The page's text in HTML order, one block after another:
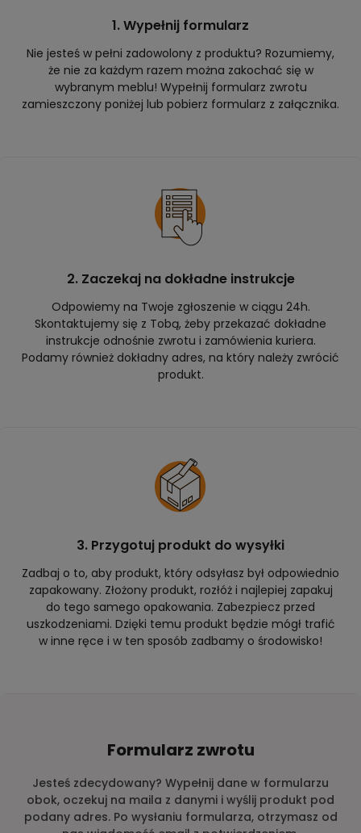
1. Wypełnij formularz
Nie jesteś w pełni zadowolony z produktu? Rozumiemy,
że nie za każdym razem można zakochać się w
wybranym meblu! Wypełnij formularz zwrotu
zamieszczony poniżej lub pobierz formularz z załącznika.
2. Zaczekaj na dokładne instrukcje
Odpowiemy na Twoje zgłoszenie w ciągu 24h.
Skontaktujemy się z Tobą, żeby przekazać dokładne
instrukcje odnośnie zwrotu i zamówienia kuriera.
Podamy również dokładny adres, na który należy zwrócić
produkt.
3. Przygotuj produkt do wysyłki
Zadbaj o to, aby produkt, który odsyłasz był odpowiednio
zapakowany. Złożony produkt, rozłóż i najlepiej zapakuj
do tego samego opakowania. Zabezpiecz przed
uszkodzeniami. Dzięki temu produkt będzie mógł trafić
w inne ręce i w ten sposób zadbamy o środowisko!
Formularz zwrotu
Jesteś zdecydowany? Wypełnij dane w formularzu
obok, oczekuj na maila z danymi i wyślij produkt pod
podany adres. Po wysłaniu formularza, otrzymasz od